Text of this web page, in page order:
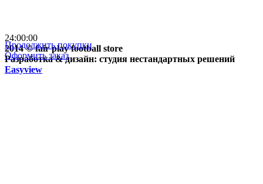
Продолжить покупки
Оформить заказ
24:00:00
2014 © fair play football store
Разработка & дизайн: студия нестандартных решений
Easyview